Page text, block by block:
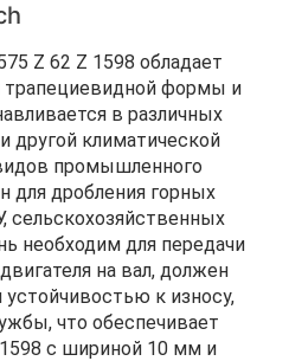
Z 62 Z 1598 обладает
трапециевидной формы и
в различных
другой климатической
промышленного
для дробления горных
сельскохозяйственных
необходим для передачи
на вал, должен
к износу,
что обеспечивает
с шириной 10 мм и